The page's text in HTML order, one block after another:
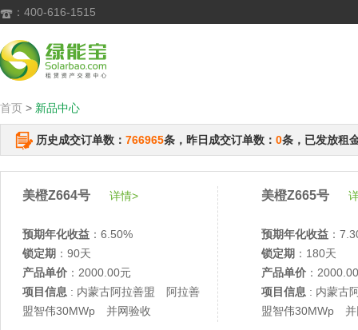
 ：400-616-1515
首页 > 新品中心
历史成交订单数： 766965条，昨日成交订单数： 0条，已发放租
美橙Z664号 详情>
预期年化收益 ：6.50%
锁定期 ：90天
产品单价 ：2000.00元
项目信息 : 内蒙古阿拉善盟 阿拉善
盟智伟30MWp 并网验收
美橙Z665号
预期年化收益 ：
锁定期 ：180天
产品单价 ：
项目信息 : 内蒙古
盟智伟30MWp 并